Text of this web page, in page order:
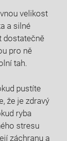
velikost⁢
a silné
dostatečně
pro ‍ně‌
tah.
pustíte
že je‌ zdravý
ryba
stresu⁢
záchranu a